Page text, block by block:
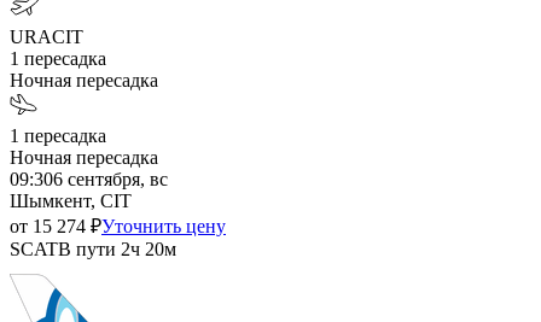
URACIT
1 пересадка
Ночная пересадка
1 пересадка
Ночная пересадка
09:306 сентября, вс
Шымкент, CIT
от 15 274 ₽Уточнить цену
SCATВ пути 2ч 20м